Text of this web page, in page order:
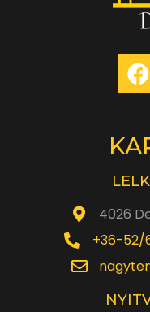
4026
+36-52/